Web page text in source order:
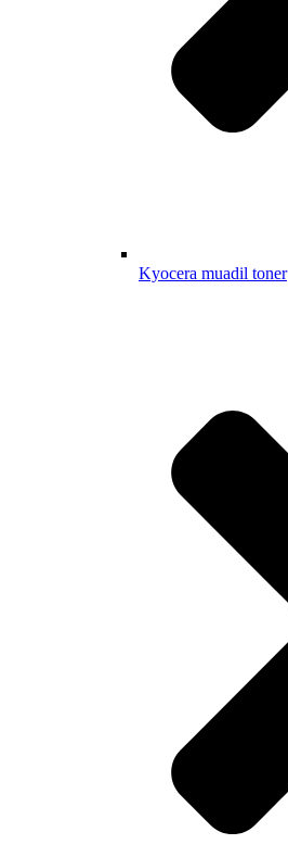
Kyocera muadil toner